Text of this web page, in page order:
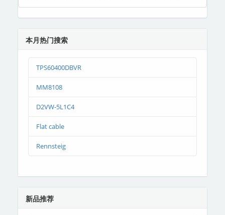
本月热门搜索
TPS60400DBVR
MM8108
D2VW-5L1C4
Flat cable
Rennsteig
新品推荐